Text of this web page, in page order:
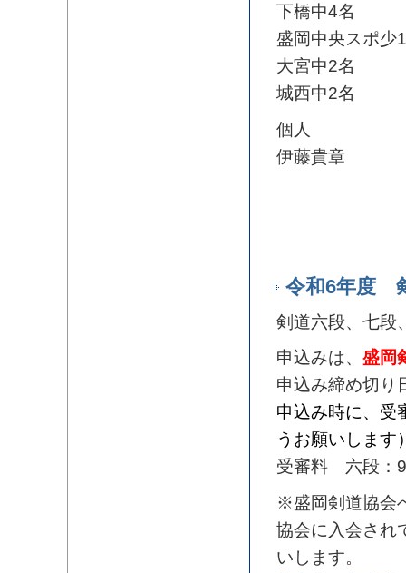
下橋中4名
盛岡中央スポ少
大宮中2名
城西中2名
個人
伊藤貴章
令和6年度
剣道六段、七段
申込みは、 盛岡
申込み締め切
申込み時に、受
うお願いします
受審料 六段：
※盛岡剣道協会
協会に入会され
いします。